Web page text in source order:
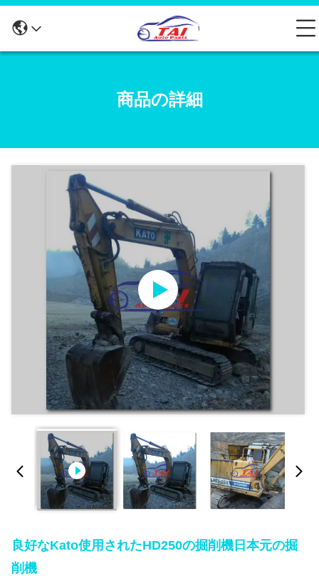
商品の詳細
良好なKato使用されたHD250の掘削機日本元の掘
削機